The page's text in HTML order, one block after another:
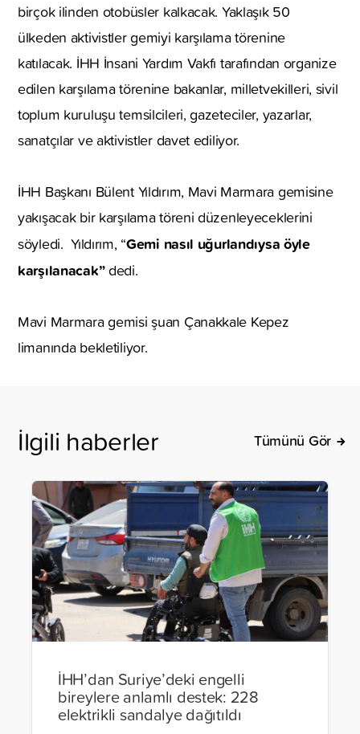
birçok ilinden otobüsler kalkacak. Yaklaşık 50
ülkeden aktivistler gemiyi karşılama törenine
katılacak. İHH İnsani Yardım Vakfı tarafından organize
edilen karşılama törenine bakanlar, milletvekilleri, sivil
toplum kuruluşu temsilcileri, gazeteciler, yazarlar,
sanatçılar ve aktivistler davet ediliyor.
İHH Başkanı Bülent Yıldırım, Mavi Marmara gemisine
yakışacak bir karşılama töreni düzenleyeceklerini
söyledi. Yıldırım, “Gemi nasıl uğurlandıysa öyle
karşılanacak”dedi.
Mavi Marmara gemisi şuan Çanakkale Kepez
limanında bekletiliyor.
İlgili haberler Tümünü Gör
İHH’dan Suriye’deki engelli
bireylere anlamlı destek: 228
elektrikli sandalye dağıtıldı